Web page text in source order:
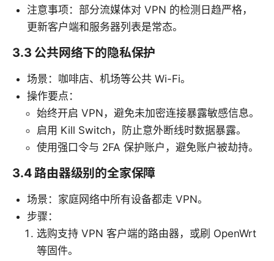
注意事项：部分流媒体对 VPN 的检测日趋严格，
更新客户端和服务器列表是常态。
3.3 公共网络下的隐私保护
场景：咖啡店、机场等公共 Wi-Fi。
操作要点：
始终开启 VPN，避免未加密连接暴露敏感信息。
启用 Kill Switch，防止意外断线时数据暴露。
使用强口令与 2FA 保护账户，避免账户被劫持。
3.4 路由器级别的全家保障
场景：家庭网络中所有设备都走 VPN。
步骤：
选购支持 VPN 客户端的路由器，或刷 OpenWrt
等固件。